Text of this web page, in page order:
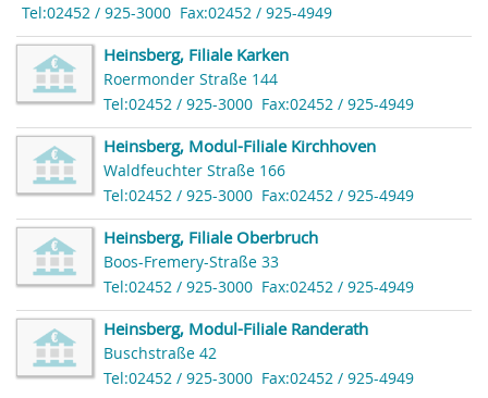
Tel:02452 / 925-3000 Fax:02452 / 925-4949
Heinsberg, Filiale Karken
Roermonder Straße 144
Tel:02452 / 925-3000 Fax:02452 / 925-4949
Heinsberg, Modul-Filiale Kirchhoven
Waldfeuchter Straße 166
Tel:02452 / 925-3000 Fax:02452 / 925-4949
Heinsberg, Filiale Oberbruch
Boos-Fremery-Straße 33
Tel:02452 / 925-3000 Fax:02452 / 925-4949
Heinsberg, Modul-Filiale Randerath
Buschstraße 42
Tel:02452 / 925-3000 Fax:02452 / 925-4949